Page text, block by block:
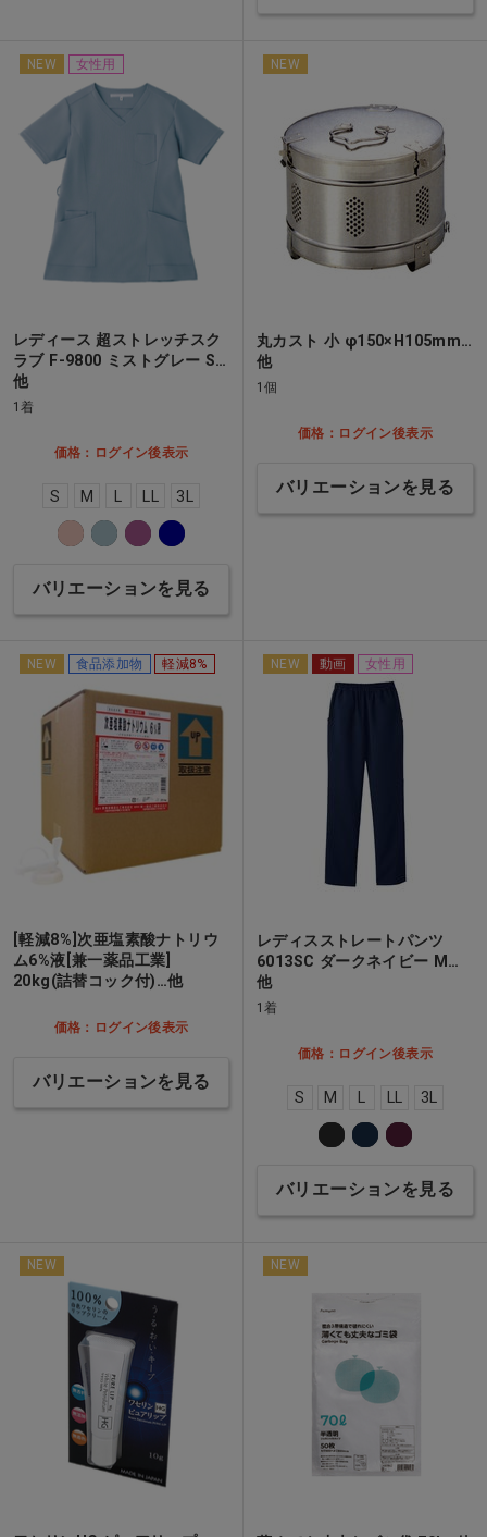
NEW 女性用
レディース 超ストレッチスク
ラブ F-9800 ミストグレー S…
他
1着
価格：ログイン後表示
S M 3L
バリエーションを見る
NEW
丸カスト 小 φ150×H105mm…
他
1個
価格：ログイン後表示
バリエーションを見る
NEW 食品添加物 軽減8%
[軽減8%]次亜塩素酸ナトリウ
ム6%液[兼一薬品工業]
20kg(詰替コック付)…他
価格：ログイン後表示
バリエーションを見る
NEW 動画 女性用
レディスストレートパンツ
6013SC ダークネイビー M…
他
1着
価格：ログイン後表示
S M 3L
バリエーションを見る
NEW NEW